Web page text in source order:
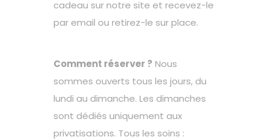
cadeau sur notre site et recevez-le
par email ou retirez-le sur place.
Comment réserver ? Nous
sommes ouverts tous les jours, du
lundi au dimanche. Les dimanches
sont dédiés uniquement aux
privatisations. Tous les soins :